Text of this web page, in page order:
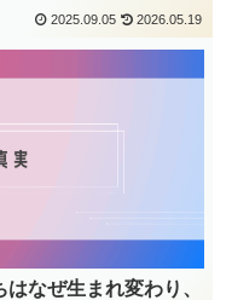
2025.09.05 2026.05.19
なぜ生まれ変わり、